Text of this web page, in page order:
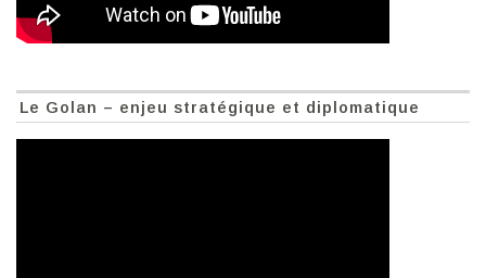
Le Golan – enjeu stratégique et diplomatique